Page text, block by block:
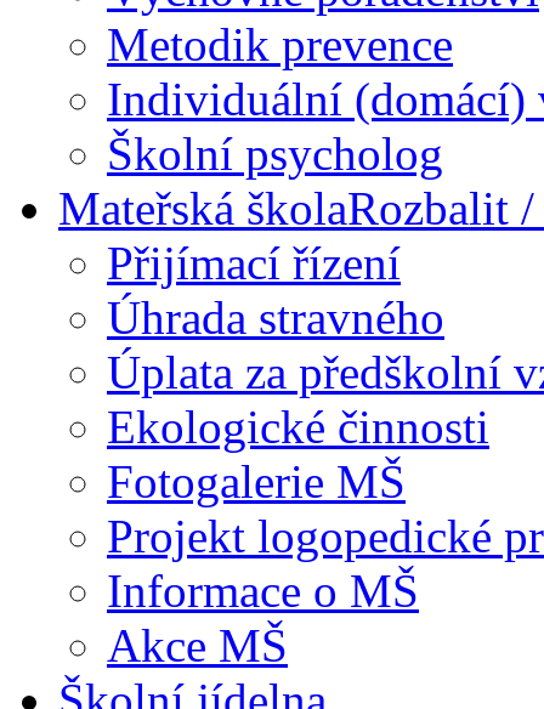
Metodik prevence
Individuální (domácí)
Školní psycholog
Mateřská školaRozbalit
Přijímací řízení
Úhrada stravného
Úplata za předškolní
Ekologické činnosti
Fotogalerie MŠ
Projekt logopedické
Informace o MŠ
Akce MŠ